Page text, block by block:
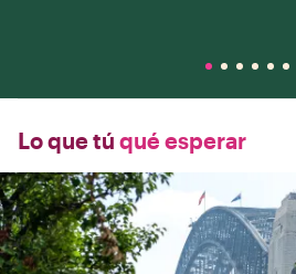
Lo que tú qué esperar